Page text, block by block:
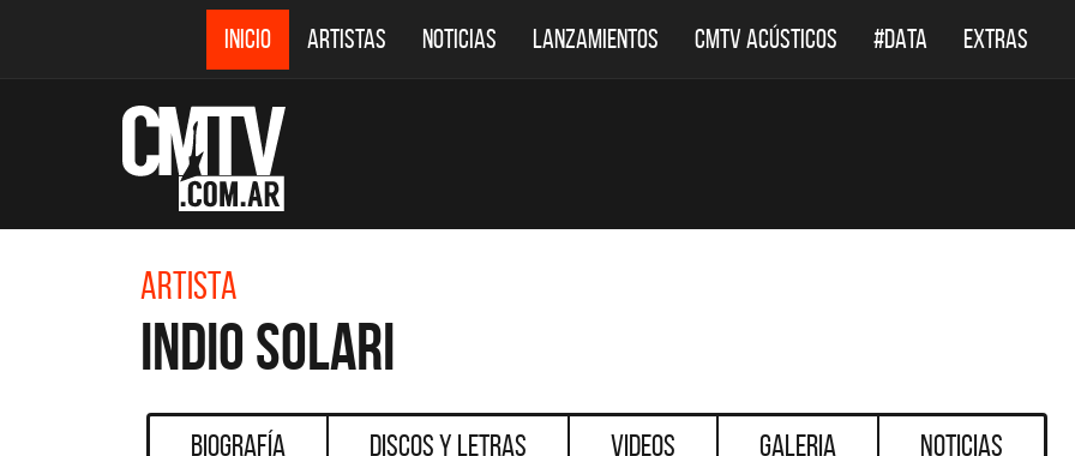
INICIO ARTISTAS NOTICIAS LANZAMIENTOS CMTV ACÚSTICOS #DATA EXTRAS
Artista
Indio Solari
Biografía Discos y Letras Videos Galeria Noticias